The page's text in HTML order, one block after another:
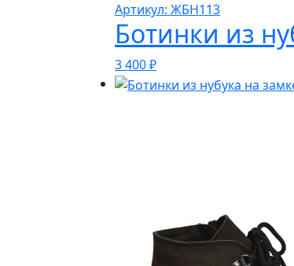
Артикул: ЖБН113
Ботинки из
3 400₽